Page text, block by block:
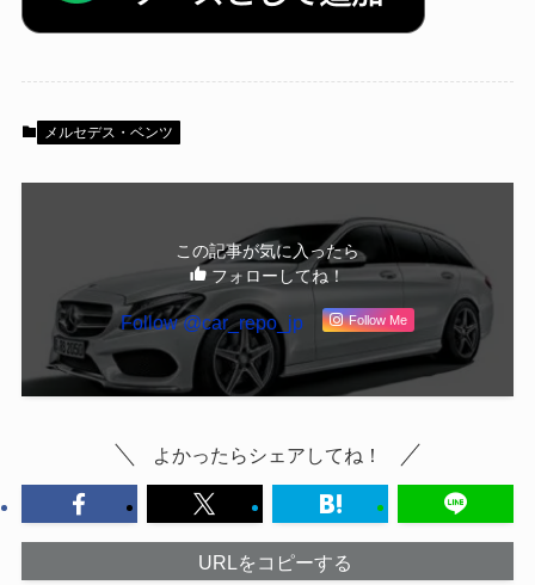
メルセデス・ベンツ
この記事が気に入ったら
フォローしてね！
Follow @car_repo_jp Follow Me
よかったらシェアしてね！
URLをコピーする